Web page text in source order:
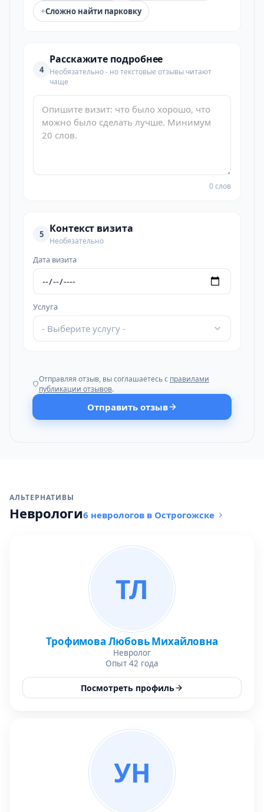
+Сложно найти парковку
4
Расскажите подробнее
Необязательно - но текстовые отзывы читают
чаще
0 слов
5 Контекст визита
Необязательно
Дата визита
Услуга
- Выберите услугу -
Отправляя отзыв, вы соглашаетесь с правилами
публикации отзывов.
Отправить отзыв
АЛЬТЕРНАТИВЫ
Неврологи6 неврологов в Острогожске
ТЛ
Трофимова Любовь Михайловна
Невролог
Опыт 42 года
Посмотреть профиль
УН